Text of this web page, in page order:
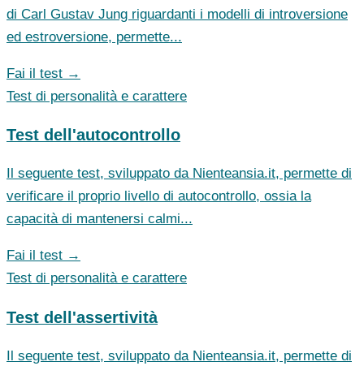
di Carl Gustav Jung riguardanti i modelli di introversione
ed estroversione, permette...
Fai il test →
Test di personalità e carattere
Test dell'autocontrollo
Il seguente test, sviluppato da Nienteansia.it, permette di
verificare il proprio livello di autocontrollo, ossia la
capacità di mantenersi calmi...
Fai il test →
Test di personalità e carattere
Test dell'assertività
Il seguente test, sviluppato da Nienteansia.it, permette di